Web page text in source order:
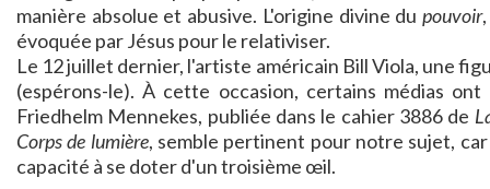
manière absolue et abusive. L'origine divine dupouvoir
évoquée par Jésus pour le relativiser.
Le 12 juillet dernier, l'artiste américain Bill Viola, une
(espérons-le). À cette occasion, certains médias
Friedhelm Mennekes, publiée dans le cahier 3886 de
Corps de lumière, semble pertinent pour notre sujet,
capacité à se doter d'un troisième œil.